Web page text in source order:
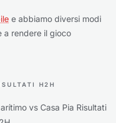
e abbiamo diversi modi
a rendere il gioco
H2H
vs Casa Pia Risultati